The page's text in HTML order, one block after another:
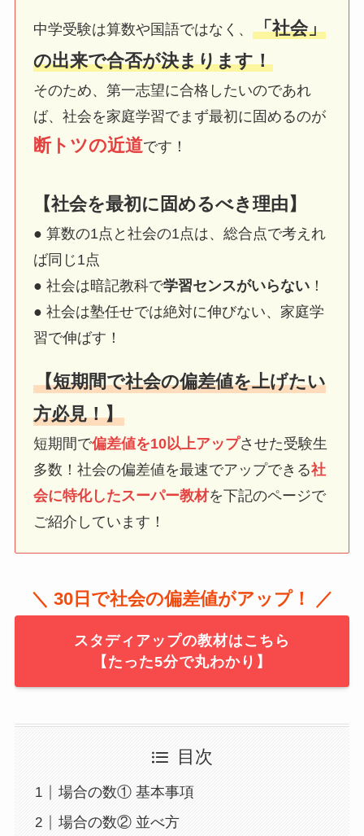
中学受験は算数や国語ではなく、「社会」
の出来で合否が決まります！
そのため、第一志望に合格したいのであれ
ば、社会を家庭学習でまず最初に固めるのが
断トツの近道です！
【社会を最初に固めるべき理由】
● 算数の1点と社会の1点は、総合点で考えれ
ば同じ1点
● 社会は暗記教科で学習センスがいらない ！
● 社会は塾任せでは絶対に伸びない、家庭学
習で伸ばす！
【短期間で社会の偏差値を上げたい
方必見！】
短期間で偏差値を10以上アップさせた受験生
多数！社会の偏差値を最速でアップできる社
会に特化したスーパー教材を下記のページで
ご紹介しています！
＼ 30日で社会の偏差値がアップ！ ／
スタディアップの教材はこちら
【たった5分で丸わかり】
目次
場合の数① 基本事項
場合の数② 並べ方